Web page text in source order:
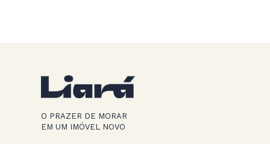
O PRAZER DE MORAR
EM UM IMÓVEL NOVO